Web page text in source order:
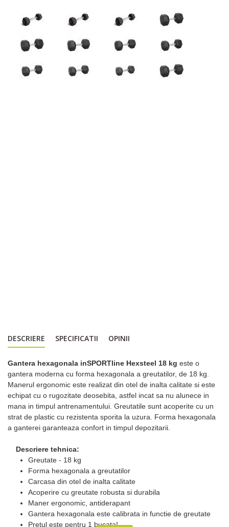
DESCRIERE SPECIFICATII OPINII
Gantera hexagonala inSPORTline Hexsteel 18 kg este o
gantera moderna cu forma hexagonala a greutatilor, de 18 kg.
Manerul ergonomic este realizat din otel de inalta calitate si este
echipat cu o rugozitate deosebita, astfel incat sa nu alunece in
mana in timpul antrenamentului. Greutatile sunt acoperite cu un
strat de plastic cu rezistenta sporita la uzura. Forma hexagonala
a ganterei garanteaza confort in timpul depozitarii.
Descriere tehnica:
Greutate - 18 kg
Forma hexagonala a greutatilor
Carcasa din otel de inalta calitate
Acoperire cu greutate robusta si durabila
Maner ergonomic, antiderapant
Gantera hexagonala este calibrata in functie de greutate
Pretul este pentru 1 bucata!